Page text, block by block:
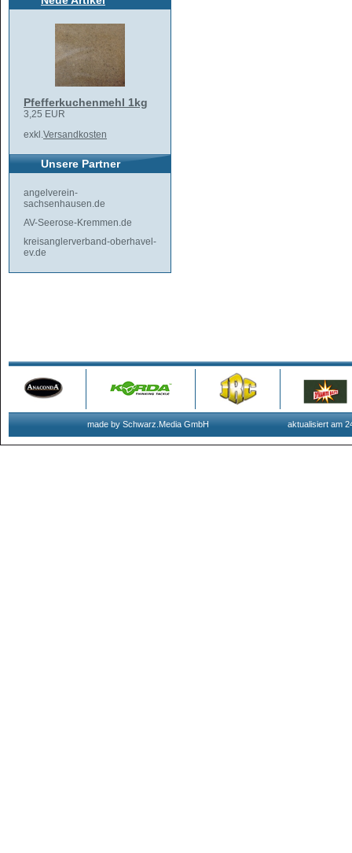
Pfefferkuchenmehl 1kg
3,25 EUR
exkl.Versandkosten
Unsere Partner
angelverein-
sachsenhausen.de
AV-Seerose-Kremmen.de
kreisanglerverband-oberhavel-
ev.de
made by Schwarz.Media GmbH aktualisiert am